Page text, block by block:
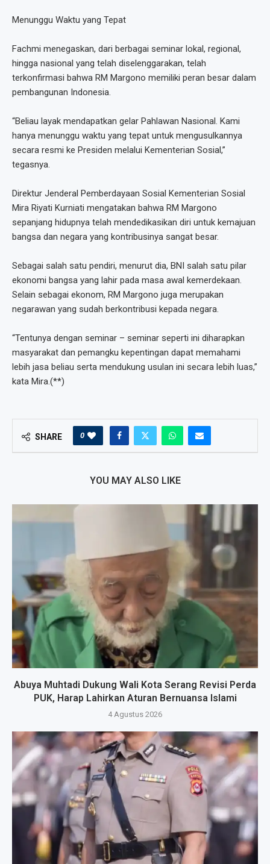
Menunggu Waktu yang Tepat
Fachmi menegaskan, dari berbagai seminar lokal, regional,
hingga nasional yang telah diselenggarakan, telah
terkonfirmasi bahwa RM Margono memiliki peran besar dalam
pembangunan Indonesia.
“Beliau layak mendapatkan gelar Pahlawan Nasional. Kami
hanya menunggu waktu yang tepat untuk mengusulkannya
secara resmi ke Presiden melalui Kementerian Sosial,”
tegasnya.
Direktur Jenderal Pemberdayaan Sosial Kementerian Sosial
Mira Riyati Kurniati mengatakan bahwa RM Margono
sepanjang hidupnya telah mendedikasikan diri untuk kemajuan
bangsa dan negara yang kontribusinya sangat besar.
Sebagai salah satu pendiri, menurut dia, BNI salah satu pilar
ekonomi bangsa yang lahir pada masa awal kemerdekaan.
Selain sebagai ekonom, RM Margono juga merupakan
negarawan yang sudah berkontribusi kepada negara.
“Tentunya dengan seminar – seminar seperti ini diharapkan
masyarakat dan pemangku kepentingan dapat memahami
lebih jasa beliau serta mendukung usulan ini secara lebih luas,”
kata Mira.(**)
SHARE 0
YOU MAY ALSO LIKE
Abuya Muhtadi Dukung Wali Kota Serang Revisi Perda
PUK, Harap Lahirkan Aturan Bernuansa Islami
4 Agustus 2026